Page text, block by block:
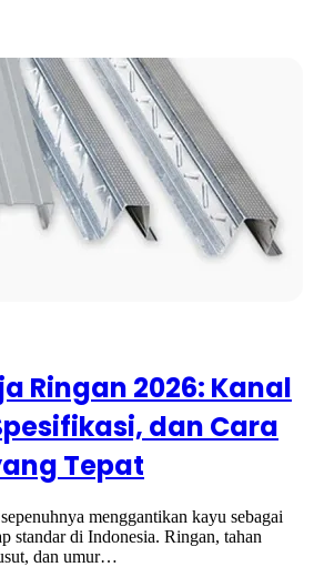
Ringan 2026: Kanal
dan Cara
Tepat
menggantikan kayu sebagai
standar di Indonesia. Ringan, tahan
dan umur…